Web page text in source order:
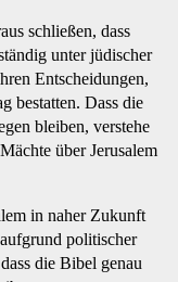
schließen, dass
unter jüdischer
Entscheidungen,
bestatten. Dass die
bleiben, verstehe
über Jerusalem
in naher Zukunft
politischer
die Bibel genau